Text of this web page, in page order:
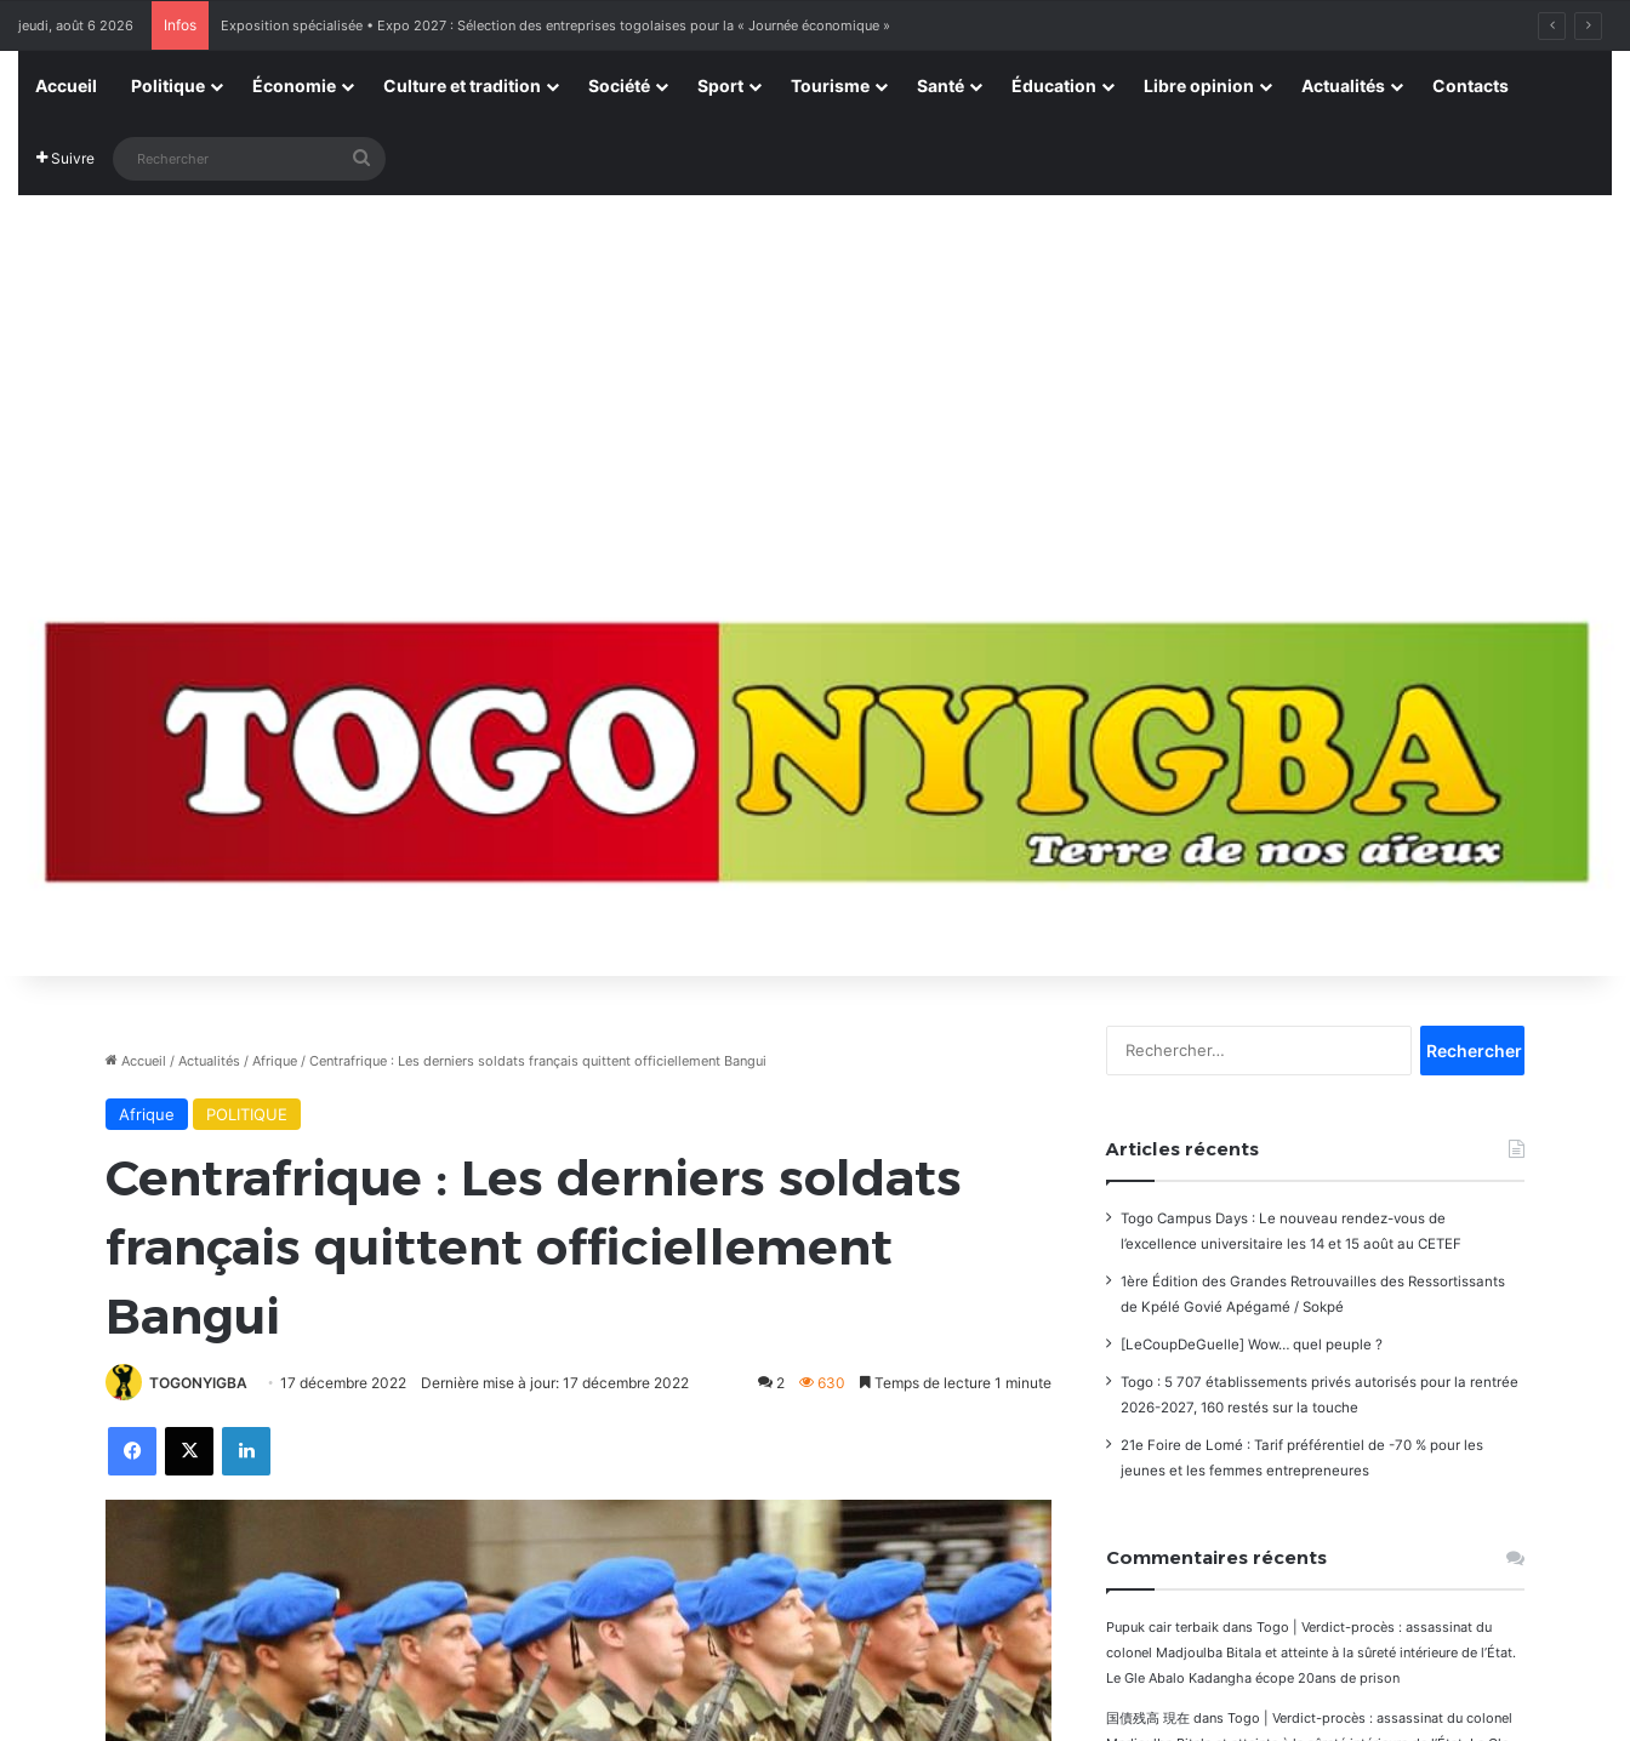
jeudi, août 6 2026 Infos Exposition spécialisée • Expo 2027 : Sélection des entreprises togolaises pour la « Journée économique »
Accueil Politique Économie Culture et tradition Société Sport Tourisme Santé Éducation Libre opinion Actualités Contacts
Suivre
Accueil / Actualités / Afrique / Centrafrique : Les derniers soldats français quittent officiellement Bangui
Afrique POLITIQUE
Centrafrique : Les derniers soldats
français quittent officiellement
Bangui
TOGONYIGBA 17 décembre 2022 Dernière mise à jour: 17 décembre 2022 2 630 Temps de lecture 1 minute
FacebookX Linkedin
Articles récents
Togo Campus Days : Le nouveau rendez-vous de
l’excellence universitaire les 14 et 15 août au CETEF
1ère Édition des Grandes Retrouvailles des Ressortissants
de Kpélé Govié Apégamé / Sokpé
[LeCoupDeGuelle] Wow… quel peuple ?
Togo : 5 707 établissements privés autorisés pour la rentrée
2026-2027, 160 restés sur la touche
21e Foire de Lomé : Tarif préférentiel de -70 % pour les
jeunes et les femmes entrepreneures
Commentaires récents
Pupuk cair terbaik dans Togo | Verdict-procès : assassinat du
colonel Madjoulba Bitala et atteinte à la sûreté intérieure de l’État.
Le Gle Abalo Kadangha écope 20ans de prison
国債残高 現在 dans Togo | Verdict-procès : assassinat du colonel